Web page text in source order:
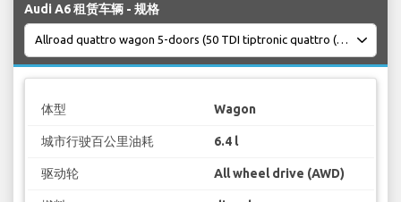
Audi A6 租赁车辆 - 规格
体型 Wagon
城市行驶百公里油耗 6.4 l
驱动轮 All wheel drive (AWD)